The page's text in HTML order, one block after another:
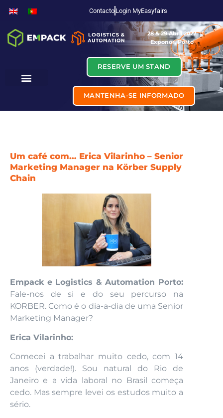
Contacto Login MyEasyfairs
28 & 29 Abril 2027
Exponor, Porto
RESERVE UM STAND
MANTENHA-SE INFORMADO
Um café com… Erica Vilarinho – Senior
Marketing Manager na Körber Supply
Chain
Empack e Logistics & Automation Porto:
Fale-nos de si e do seu percurso na
KORBER. Como é o dia-a-dia de uma Senior
Marketing Manager?
Erica Vilarinho:
Comecei a trabalhar muito cedo, com 14
anos (verdade!). Sou natural do Rio de
Janeiro e a vida laboral no Brasil começa
cedo. Mas sempre levei os estudos muito a
sério.